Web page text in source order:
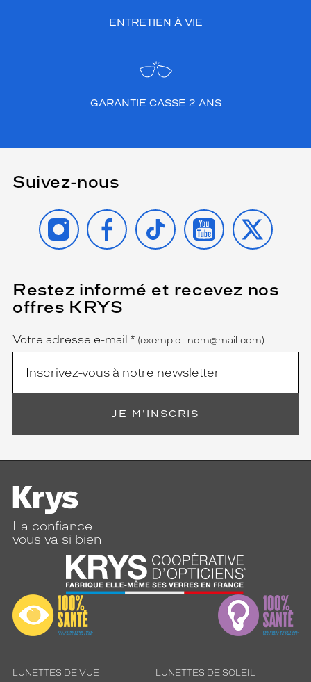
ENTRETIEN À VIE
GARANTIE CASSE 2 ANS
Suivez-nous
INSTAGRAMFACEBOOK
TIKTOK YOUTUBE
X
Restez informé et recevez nos
offres KRYS
Name
Votre adresse e-mail *
(Ce
champ
est
obligatoire)
(exemple : nom@mail.com)
JE M'INSCRIS
La confiance
vous va si bien
LUNETTES DE VUE LUNETTES DE SOLEIL